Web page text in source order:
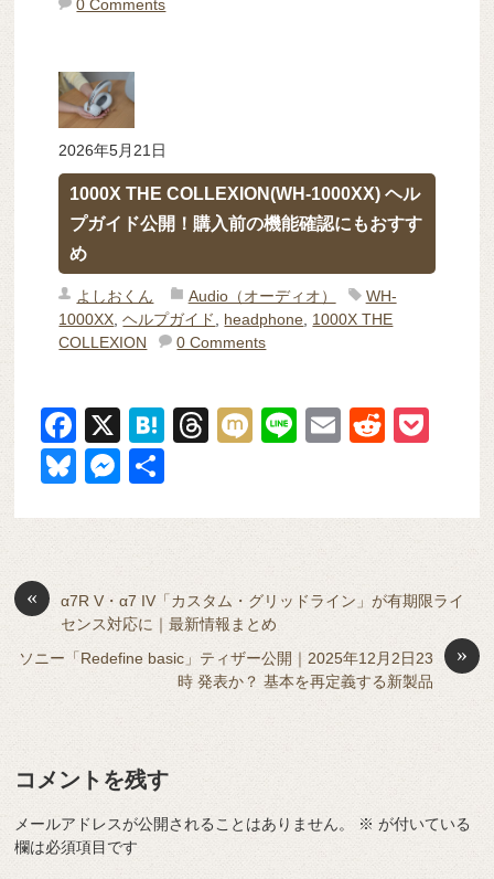
0 Comments
2026年5月21日
1000X THE COLLEXION(WH-1000XX) ヘル
プガイド公開！購入前の機能確認にもおすす
め
よしおくん Audio（オーディオ）
WH-
1000XX ,ヘルプガイド headphone 1000X THE
COLLEXION
0 Comments
F
a
c
e
o
o
k
X
H
n
T
a
s
M
Li
E
R
di et
Bl
e
y
M
n
g
«
α7R V・α7 IV「カスタム・グリッドライン」が有期限ライ
センス対応に｜最新情報まとめ
»
ソニー「Redefine basic」ティザー公開｜2025年12月2日23
時 発表か？ 基本を再定義する新製品
コメントを残す
メールアドレスが公開されることはありません。 ※ が付いている
欄は必須項目です